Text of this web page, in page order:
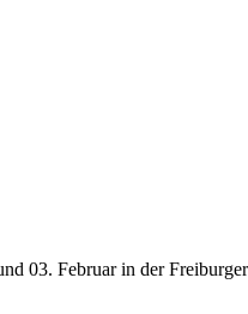
03. Februar in der